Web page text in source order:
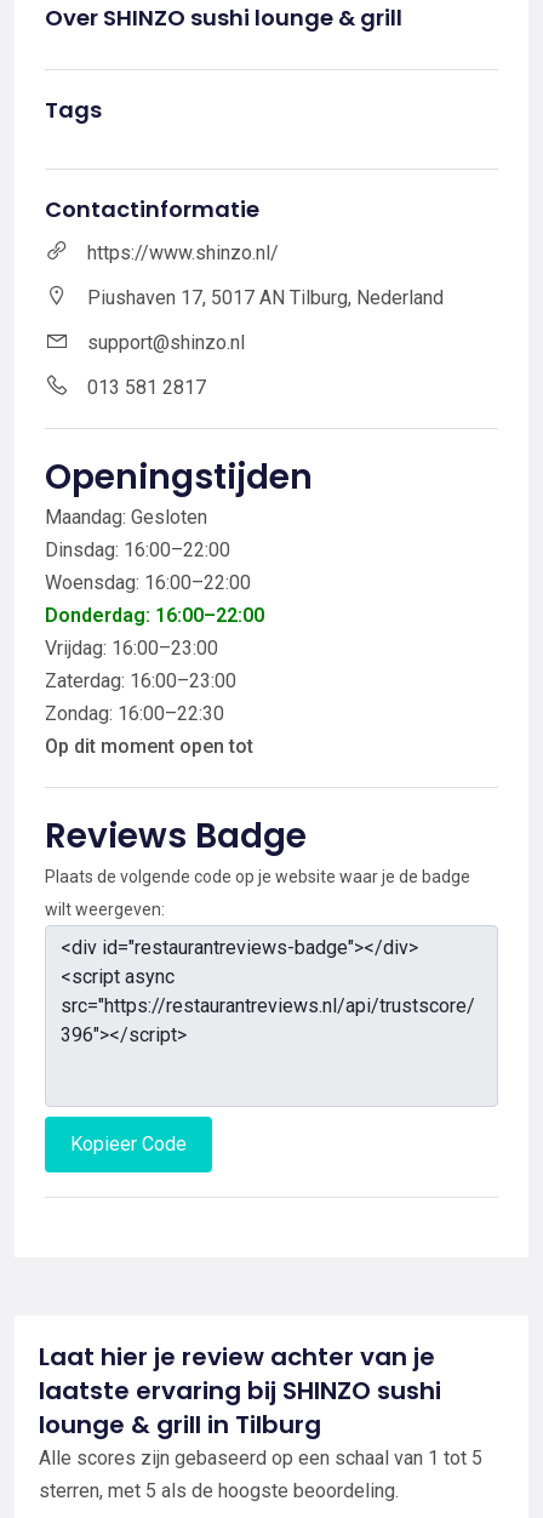
Over SHINZO sushi lounge & grill
Tags
Contactinformatie
https://www.shinzo.nl/
Piushaven 17, 5017 AN Tilburg, Nederland
support@shinzo.nl
013 581 2817
Openingstijden
Maandag: Gesloten
Dinsdag: 16:00–22:00
Woensdag: 16:00–22:00
Donderdag: 16:00–22:00
Vrijdag: 16:00–23:00
Zaterdag: 16:00–23:00
Zondag: 16:00–22:30
Op dit moment open tot
Reviews Badge
Plaats de volgende code op je website waar je de badge
wilt weergeven:
Kopieer Code
Laat hier je review achter van je
laatste ervaring bij SHINZO sushi
lounge & grill in Tilburg
Alle scores zijn gebaseerd op een schaal van 1 tot 5
sterren, met 5 als de hoogste beoordeling.